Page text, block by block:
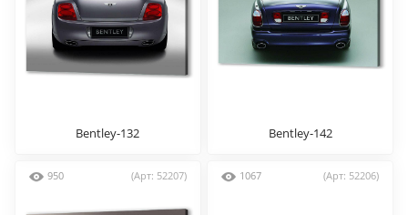
Bentley-132 Bentley-142
950 (Арт: 52207) 1067 (Арт: 52206)